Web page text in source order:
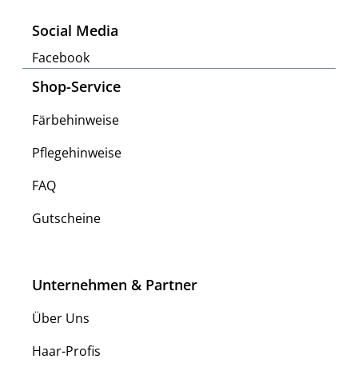
Social Media
Facebook
Shop-Service
Färbehinweise
Pflegehinweise
FAQ
Gutscheine
Unternehmen & Partner
Über Uns
Haar-Profis